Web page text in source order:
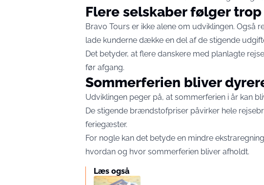
Flere selskaber følger trop
Bravo Tours er ikke alene om udviklingen. Også
lade kunderne dække en del af de stigende
Det betyder, at flere danskere med planlagte
før afgang.
Sommerferien bliver
Udviklingen peger på, at sommerferien i år kan
De stigende brændstofpriser påvirker hele
feriegæster.
For nogle kan det betyde en mindre
hvordan og hvor sommerferien bliver afholdt.
Læs også